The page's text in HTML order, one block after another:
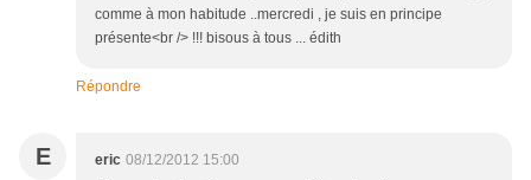
comme à mon habitude ..mercredi , je suis en principe
présente<br /> !!! bisous à tous ... édith
Répondre
E eric 08/12/2012 15:00